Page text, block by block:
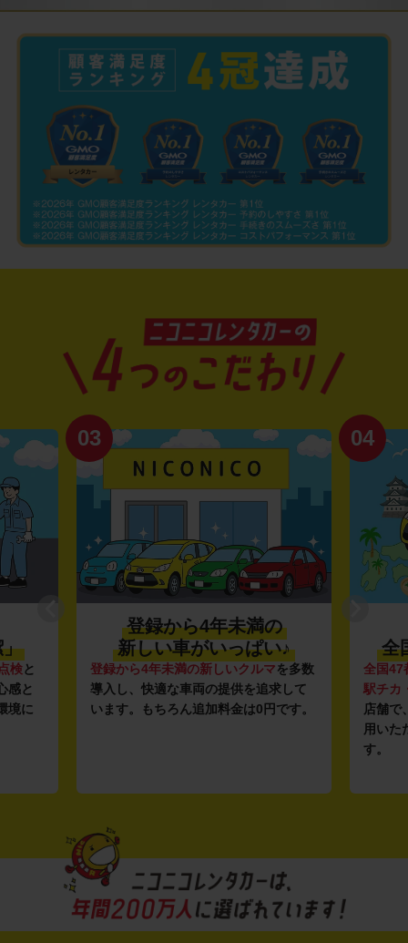
」
検と
感と
境に
03
登録から4年未満の
新しい車がいっぱい♪
登録から4年未満の新しいクルマを多数
導入し、快適な車両の提供を追求して
います。もちろん追加料金は0円です。
04
全
全国47
駅チカ
店舗で
用いた
す。